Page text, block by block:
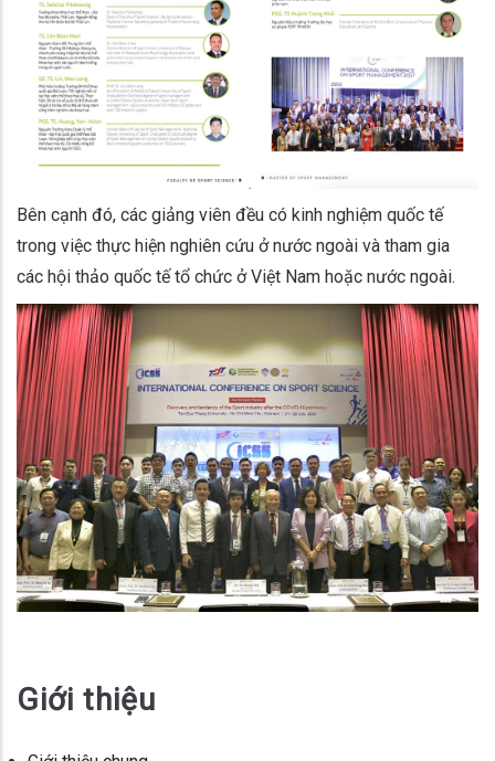
Bên cạnh đó, các giảng viên đều có kinh nghiệm quốc tế
trong việc thực hiện nghiên cứu ở nước ngoài và tham gia
các hội thảo quốc tế tổ chức ở Việt Nam hoặc nước ngoài.
Giới thiệu